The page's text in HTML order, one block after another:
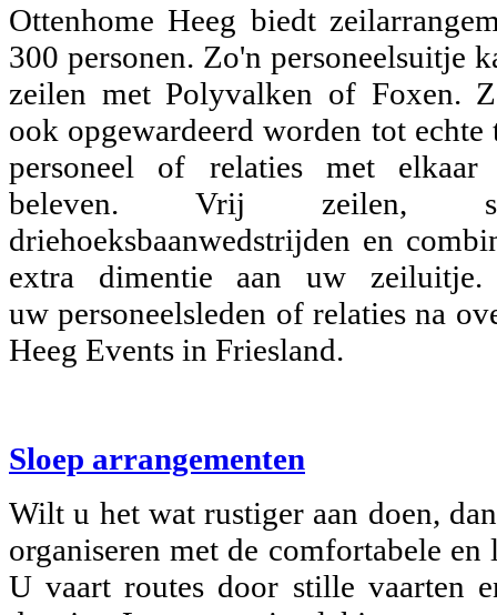
Ottenhome Heeg biedt
300 personen. Zo'n personeelsuitje
zeilen met Polyvalken of Foxen.
ook opgewardeerd worden tot
personeel of relaties met elkaar
beleven. Vrij zeilen,
driehoeksbaanwedstrijden en
extra dimentie aan uw zeiluitje.
uw personeelsleden of relaties na
Heeg Events in Friesland.
Sloep arrangementen
Wilt u het wat rustiger aan doen,
organiseren met de comfortabele
U vaart routes door stille vaarten